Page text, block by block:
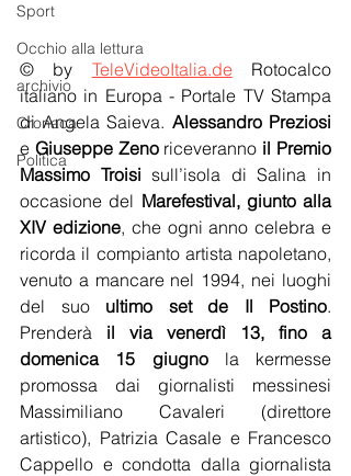
Sport
Occhio alla lettura
archivio
Cronaca
Politica
© by TeleVideoItalia.de Rotocalco
italiano in Europa - Portale TV Stampa
di Angela Saieva. Alessandro Preziosi
e Giuseppe Zeno riceveranno il Premio
Massimo Troisi sull’isola di Salina in
occasione del Marefestival, giunto alla
XIV edizione, che ogni anno celebra e
ricorda il compianto artista napoletano,
venuto a mancare nel 1994, nei luoghi
del suo ultimo set de Il Postino.
Prenderà il via venerdì 13, fino a
domenica 15 giugno la kermesse
promossa dai giornalisti messinesi
Massimiliano Cavaleri (direttore
artistico), Patrizia Casale e Francesco
Cappello e condotta dalla giornalista